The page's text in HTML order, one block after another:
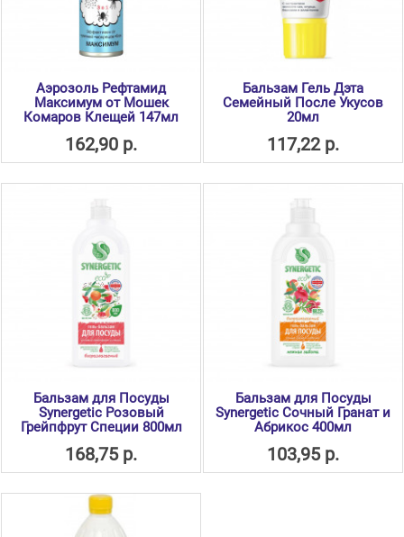
Аэрозоль Рефтамид
Максимум от Мошек
Комаров Клещей 147мл
162,90 р.
Бальзам Гель Дэта
Семейный После Укусов
20мл
117,22 р.
Бальзам для Посуды
Synergetic Розовый
Грейпфрут Специи 800мл
168,75 р.
Бальзам для Посуды
Synergetic Сочный Гранат и
Абрикос 400мл
103,95 р.